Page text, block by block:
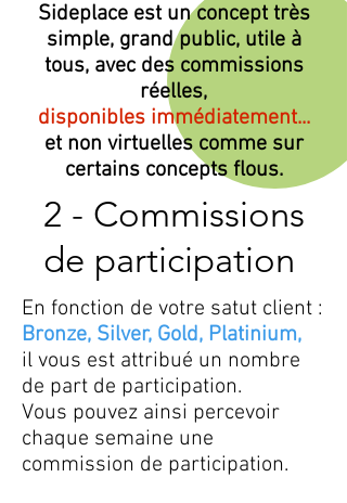
Sideplace est un concept très
simple, grand public, utile à
tous, avec des commissions
réelles,
disponibles immédiatement...
et non virtuelles comme sur
certains concepts flous.
2 - Commissions
de participation
En fonction de votre satut client :
Bronze, Silver, Gold, Platinium,
il vous est attribué un nombre
de part de participation.
Vous pouvez ainsi percevoir
chaque semaine une
commission de participation.